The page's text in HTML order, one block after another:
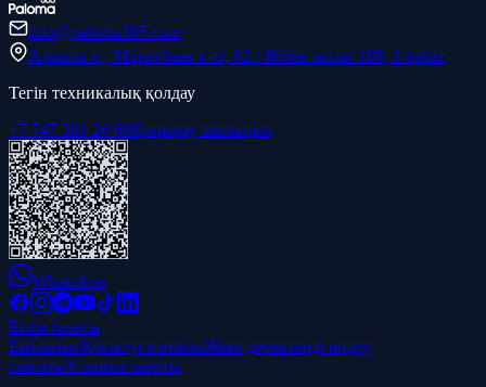
info@paloma365.com
Алматы қ., Мұратбаев к-сі, 62 / Жібек жолы 188, 1 қабат
Тегін техникалық қолдау
+7 747 391 26 66Қоңырау шалыңыз
WhatsApp
Білім базасы
БайланысҚосылуға өтінімЖеке деректерді өңдеу
саясатыҰсыныс шарты